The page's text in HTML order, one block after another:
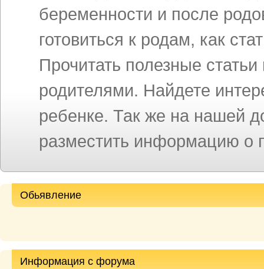
беременности и после
готовиться к родам, как
Прочитать полезные
родителями. Найдете
ребенке. Так же на нашей
разместить информацию о
Обьявление
Информация с форума